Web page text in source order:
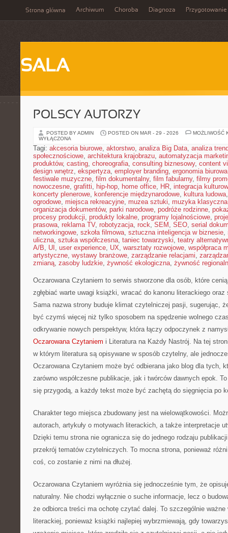
Strona główna Archiwum Choroba Diagnoza Przygotowanie
SALA
POLSCY AUTORZY
POSTED BY ADMIN POSTED ON MAR - 29 - 2026
MOŻLIWOŚĆ
WYŁĄCZONA
Tagi: akcesoria biurowe, aktorstwo, analiza Big Data, analiza
społecznościowe, architektura krajobrazu, automatyzacja
produktów, casting, choreografia, consulting biznesowy, content
design wnętrz, ekspertyza, employer branding, ergonomia biurowa
festiwale muzyczne, film dokumentalny, film fabularny, filmy
nowoczesne, grafitti, hip-hop, home office, HR, integracja
koncerty plenerowe, konferencje międzynarodowe, kultura ludowa
ogrodowe, miejsca rekreacyjne, muzea sztuki, muzyka klasyczna
organizacja dokumentów, parki narodowe, podróże rodzinne,
procesy produkcji, produkty lokalne, programy lojalnościowe,
prasowa, reklama TV, robotyzacja, rock, SEM , SEO, serial
networkingowe, szkoła filmowa, sztuczna inteligencja w biznesie,
uliczna, sztuka współczesna, taniec towarzyski, teatry
A/B, UI , user experience, UX, warsztaty rozwojowe, współpraca
artystyczne, wystawy branżowe, zarządzanie relacjami,
zmianą, zasoby ludzkie, żywność ekologiczna, żywność
Oczarowana Czytaniem to serwis stworzone dla osób, które
zgłębiać warte uwagi książki, wracać do kanonu literackiego
Sama nazwa strony buduje klimat czytelniczej pasji, sugerując,
być czymś więcej niż tylko sposobem na spędzenie wolnego
odkrywanie nowych perspektyw, która łączy odpoczynek z
Oczarowana Czytaniem i Literatura na Każdy Nastrój. Na tej
w którym literatura są opisywane w sposób czytelny, ale
Oczarowana Czytaniem może być odbierana jako blog dla tych,
zarówno współczesne publikacje, jak i twórców dawnych epok.
się przygodą, a każdy tekst może być zachętą do sięgnięcia po
Charakter tego miejsca zbudowany jest na wielowątkowości.
autorach, artykuły o motywach literackich, a także interpretacje
Dzięki temu strona nie ogranicza się do jednego rodzaju
przekrój tematów czytelniczych. To mocna strona, ponieważ
coś, co zostanie z nimi na dłużej.
Oczarowana Czytaniem wyróżnia się jednocześnie tym, że
naturalny. Nie chodzi wyłącznie o suche informacje, lecz o
że odbiorca treści ma ochotę czytać dalej. To szczególnie
literackiej, ponieważ książki najlepiej wybrzmiewają, gdy